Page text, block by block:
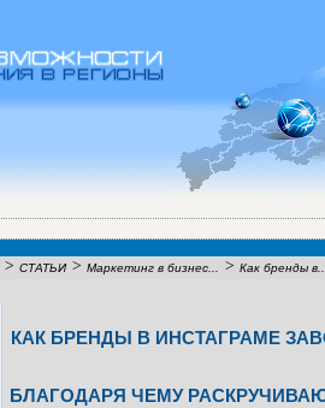
> СТАТЬИ > Маркетинг в бизнес... > Как бренды в...
КАК БРЕНДЫ В ИНСТАГРАМЕ
БЛАГОДАРЯ ЧЕМУ